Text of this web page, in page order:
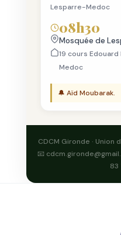
Lesparre-Medoc
08h30
Mosquée de
19 cours
Medoc
🔔 Aïd Moubarak.
CDCM Gironde ·
📧
83